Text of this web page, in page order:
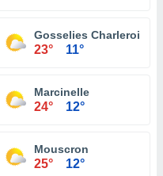
Gosselies Charleroi
23° 11°
Marcinelle
24° 12°
Mouscron
25° 12°